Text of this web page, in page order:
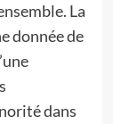
La
donnée de
dans